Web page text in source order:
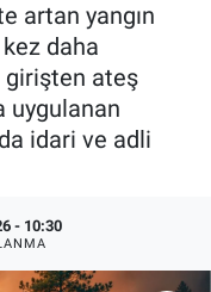
artan yangın
daha
girişten ateş
uygulanan
idari ve adli
- 10:30